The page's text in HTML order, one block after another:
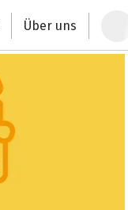
Über uns